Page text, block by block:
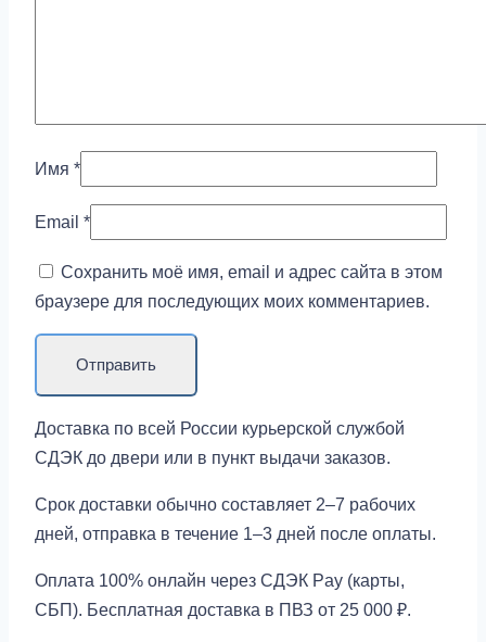
Имя *
Email *
Сохранить моё имя, email и адрес сайта в этом
браузере для последующих моих комментариев.
Доставка по всей России курьерской службой
СДЭК до двери или в пункт выдачи заказов.
Срок доставки обычно составляет 2–7 рабочих
дней, отправка в течение 1–3 дней после оплаты.
Оплата 100% онлайн через СДЭК Pay (карты,
СБП). Бесплатная доставка в ПВЗ от 25 000 ₽.